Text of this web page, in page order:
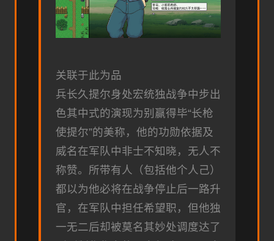
关联于此为品
兵长久提尔身处宏统独战争中步出
色其中式的演现为别赢得毕“长枪
使提尔”的美称，他的功勋依据及
威名在军队中非士不知晓，无人不
称赞。所带有人（包括他个人己）
都以为他必将在战争停止后一路升
官，在军队中担任希望职，但他独
一无二后却被莫名其妙处调度达了